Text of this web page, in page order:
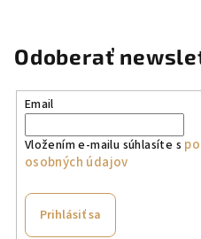
Odoberať
Email
Vložením e-mailu súhlasíte s
osobných údajov
Prihlásiť sa